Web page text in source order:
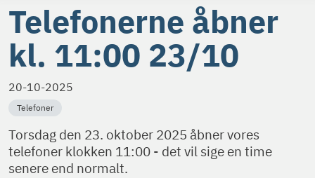
Telefonerne åbner
kl. 11:00 23/10
20-10-2025
Telefoner
Torsdag den 23. oktober 2025 åbner vores
telefoner klokken 11:00 - det vil sige en time
senere end normalt.